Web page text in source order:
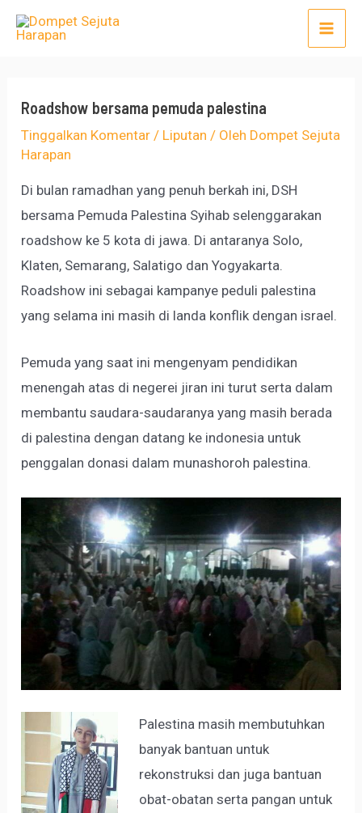
Lewati
Main
Roadshow bersama pemuda palestina
Tinggalkan Komentar / Liputan / Oleh Dompet Sejuta
Harapan
Di bulan ramadhan yang penuh berkah ini, DSH
bersama Pemuda Palestina Syihab selenggarakan
roadshow ke 5 kota di jawa. Di antaranya Solo,
Klaten, Semarang, Salatigo dan Yogyakarta.
Roadshow ini sebagai kampanye peduli palestina
yang selama ini masih di landa konflik dengan israel.
Pemuda yang saat ini mengenyam pendidikan
menengah atas di negerei jiran ini turut serta dalam
membantu saudara-saudaranya yang masih berada
di palestina dengan datang ke indonesia untuk
penggalan donasi dalam munashoroh palestina.
Palestina masih membutuhkan
banyak bantuan untuk
rekonstruksi dan juga bantuan
obat-obatan serta pangan untuk
Post
navigation